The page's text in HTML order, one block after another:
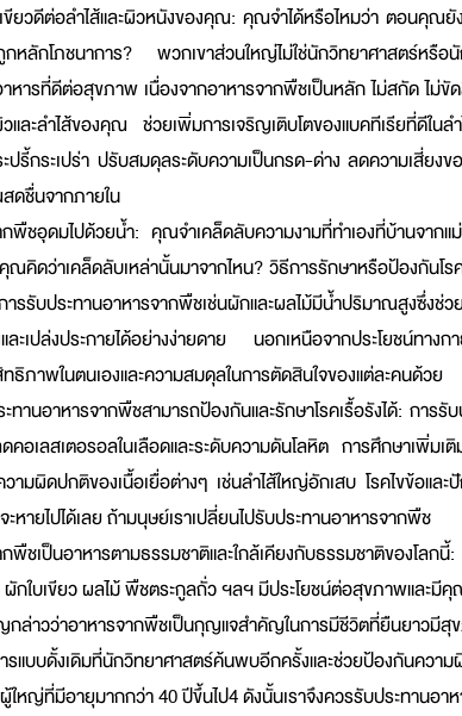
ขียวดีต่อลำไส้และผิวหนังของคุณ: คุณจำได้หรือไหมว่า ตอนคุ
กหลักโภชนาการ? พวกเขาส่วนใหญ่ไม่ใช่นักวิทยาศาสตร์หรื
หารที่ดีต่อสุขภาพ เนื่องจากอาหารจากพืชเป็นหลัก ไม่สกัด ไ
ละลำไส้ของคุณ ช่วยเพิ่มการเจริญเติบโตของแบคทีเรียที่ดีใ
ปรี้กระเปร่า ปรับสมดุลระดับความเป็นกรด-ด่าง ลดความเสี่ยง
ดชื่นจากภายใน
พืชอุดมไปด้วยน้ำ: คุณจำเคล็ดลับความงามที่ทำเองที่บ้านจา
ณคิดว่าเคล็ดลับเหล่านั้นมาจากไหน? วิธีการรักษาหรือป้องกัน
ารรับประทานอาหารจากพืชเช่นผักและผลไม้มีน้ำปริมาณสูงซึ่ง
ละเปล่งประกายได้อย่างง่ายดาย นอกเหนือจากประโยชน์ทาง
ธิภาพในตนเองและความสมดุลในการตัดสินใจของแต่ละคนด้วย
ทานอาหารจากพืชสามารถป้องกันและรักษาโรคเรื้อรังได้: การ
คอเลสเตอรอลในเลือดและระดับความดันโลหิต การศึกษาเพิ่มเ
วามผิดปกติของเนื้อเยื่อต่างๆ เช่นลำไส้ใหญ่อักเสบ โรคไขข้อ
ะหายไปได้เลย ถ้ามนุษย์เราเปลี่ยนไปรับประทานอาหารจากพืช
พืชเป็นอาหารตามธรรมชาติและใกล้เคียงกับธรรมชาติของโลก
ผักใบเขียว ผลไม้ พืชตระกูลถั่ว ฯลฯ มีประโยชน์ต่อสุขภาพและมี
ล่าวว่าอาหารจากพืชเป็นกุญแจสำคัญในการมีชีวิตที่ยืนยาวมี
รแบบดั้งเดิมที่นักวิทยาศาสตร์ค้นพบอีกครั้งและช่วยป้องกันควา
ใหญ่ที่มีอายุมากกว่า 40 ปีขึ้นไป4 ดังนั้นเราจึงควรรับประทานอา